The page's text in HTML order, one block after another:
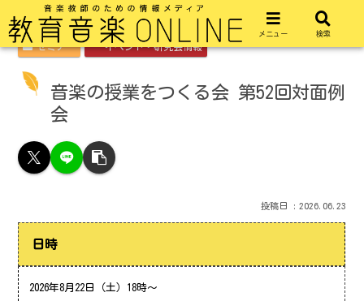
セミナー イベント・研究会情報
音楽の授業をつくる会 第52回対面例
会
2026.06.23
日時
2026年8月22日（土）18時～
メニュー 検索